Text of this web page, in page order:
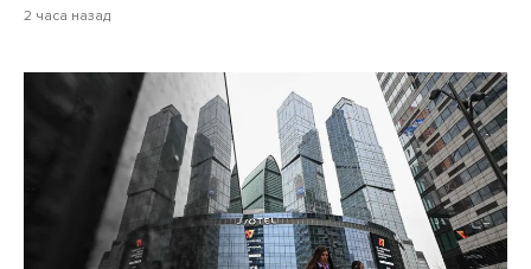
2 часа назад